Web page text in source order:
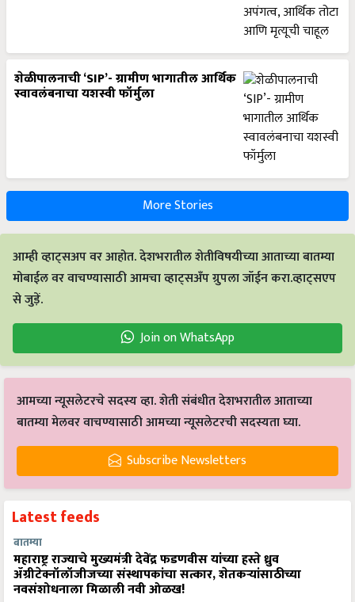
शेळीपालनाची ‘SIP’- ग्रामीण भागातील आर्थिक
स्वावलंबनाचा यशस्वी फॉर्मुला
More Stories
आम्ही व्हाट्सअप वर आहोत. देशभरातील शेतीविषयीच्या आताच्या बातम्या
मोबाईल वर वाचण्यासाठी आमचा व्हाट्सअँप ग्रुपला जॉईन करा.व्हाट्सएप
से जुड़ें.
Join on WhatsApp
आमच्या न्यूसलेटरचे सदस्य व्हा. शेती संबंधीत देशभरातील आताच्या
बातम्या मेलवर वाचण्यासाठी आमच्या न्यूसलेटरची सदस्यता घ्या.
Subscribe Newsletters
Latest feeds
बातम्या
महाराष्ट्र राज्याचे मुख्यमंत्री देवेंद्र फडणवीस यांच्या हस्ते ध्रुव
ॲग्रीटेक्नॉलॉजीजच्या संस्थापकांचा सत्कार, शेतकऱ्यांसाठीच्या
नवसंशोधनाला मिळाली नवी ओळख!